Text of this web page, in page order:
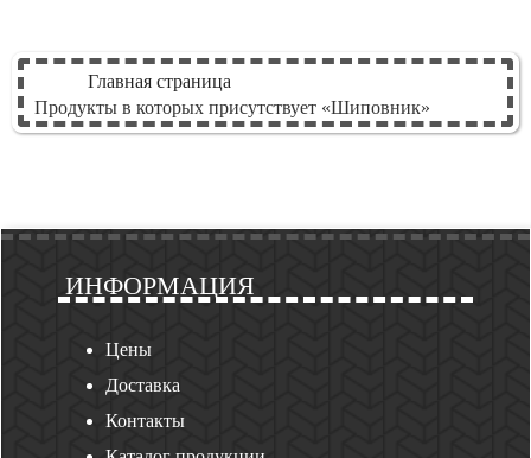
Для красоты и
Для печени
Главная страница
Продукты в которых присутствует «Шиповник»
ИНФОРМАЦИЯ
Цены
Доставка
Контакты